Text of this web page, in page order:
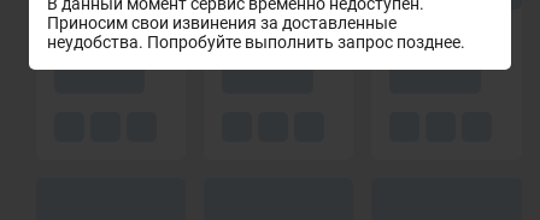
Приносим свои извинения за доставленные
неудобства. Попробуйте выполнить запрос позднее.